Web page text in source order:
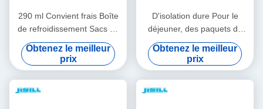
290 ml Convient frais Boîte
de refroidissement Sacs de
glace, congélateur Sacs de
refroidissement 19*19*1 cm
Taille Pour les aliments
congelés
Obtenez le meilleur
prix
D'isolation dure Pour le
déjeuner, des paquets de
glace 200 ml Pcm Gel
Aliments conservés frais
16,5*10*2 cm Taille Pour les
aliments congelés
Obtenez le meilleur
prix